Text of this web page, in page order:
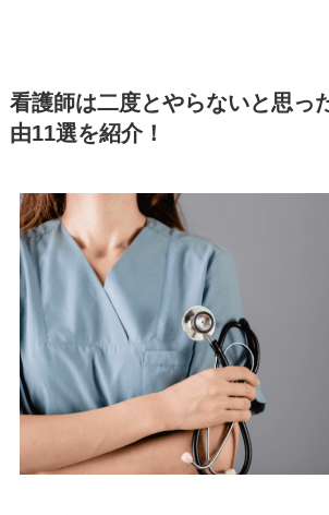
看護師は二度とやらないと思っ
由11選を紹介！